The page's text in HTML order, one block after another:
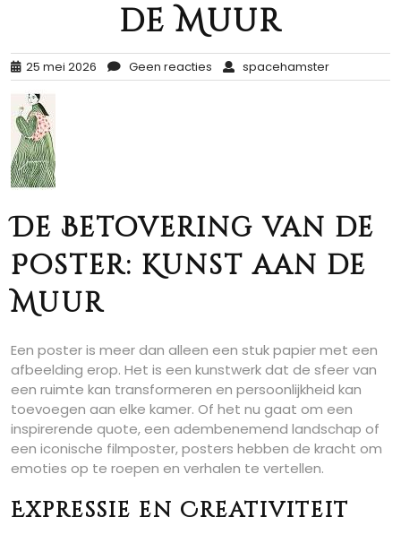
de Muur
25 mei 2026 Geen reacties spacehamster
De Betovering van de
Poster: Kunst aan de
Muur
Een poster is meer dan alleen een stuk papier met een
afbeelding erop. Het is een kunstwerk dat de sfeer van
een ruimte kan transformeren en persoonlijkheid kan
toevoegen aan elke kamer. Of het nu gaat om een
inspirerende quote, een adembenemend landschap of
een iconische filmposter, posters hebben de kracht om
emoties op te roepen en verhalen te vertellen.
Expressie en Creativiteit